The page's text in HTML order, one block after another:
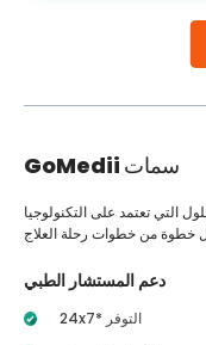
GoMedii سمات
التي تعتمد على التكنولوجيا
دعم المستشار الطبي
24x7* التوفر